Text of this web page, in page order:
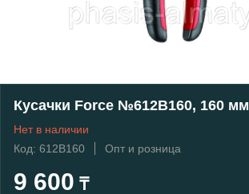
Кусачки Force №612В160, 160 мм
Нет в наличии
Код: 612В160
Опт и розница
9 600 ₸